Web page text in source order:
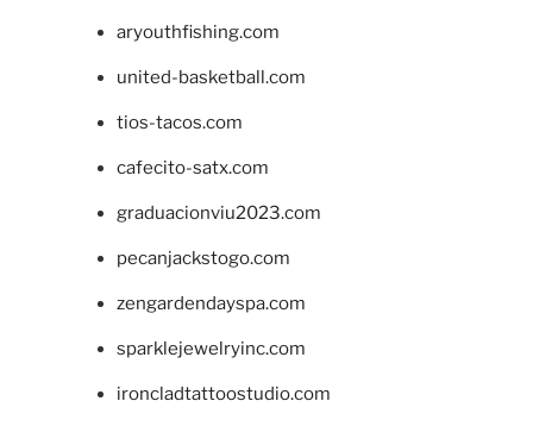
aryouthfishing.com
united-basketball.com
tios-tacos.com
cafecito-satx.com
graduacionviu2023.com
pecanjackstogo.com
zengardendayspa.com
sparklejewelryinc.com
ironcladtattoostudio.com